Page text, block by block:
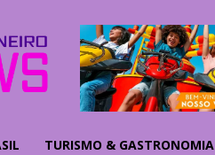
TURISMO & GASTRONOMIA